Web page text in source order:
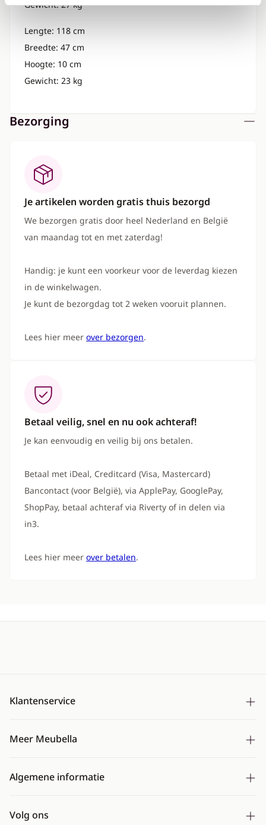
Gewicht: 27 kg
Lengte: 118 cm
Breedte: 47 cm
Hoogte: 10 cm
Gewicht: 23 kg
Bezorging
Je artikelen worden gratis thuis bezorgd
We bezorgen gratis door heel Nederland en België
van maandag tot en met zaterdag!
Handig: je kunt een voorkeur voor de leverdag kiezen
in de winkelwagen.
Je kunt de bezorgdag tot 2 weken vooruit plannen.
Lees hier meer over bezorgen.
Betaal veilig, snel en nu ook achteraf!
Je kan eenvoudig en veilig bij ons betalen.
Betaal met iDeal, Creditcard (Visa, Mastercard)
Bancontact (voor België), via ApplePay, GooglePay,
ShopPay, betaal achteraf via Riverty of in delen via
in3.
Lees hier meer over betalen.
Klantenservice
Veelgestelde vragen
Meer Meubella
Montageservice
Algemene informatie
Volg ons